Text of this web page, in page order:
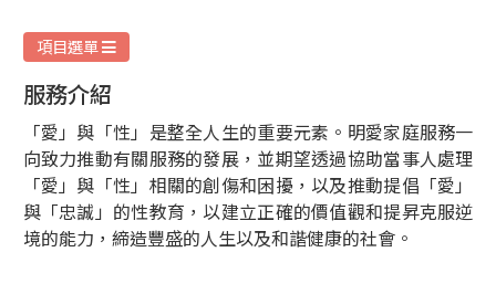
項目選單
服務介紹
「愛」與「性」是整全人生的重要元素。明愛家庭服務一
向致力推動有關服務的發展，並期望透過協助當事人處理
「愛」與「性」相關的創傷和困擾，以及推動提倡「愛」
與「忠誠」的性教育，以建立正確的價值觀和提昇克服逆
境的能力，締造豐盛的人生以及和諧健康的社會。